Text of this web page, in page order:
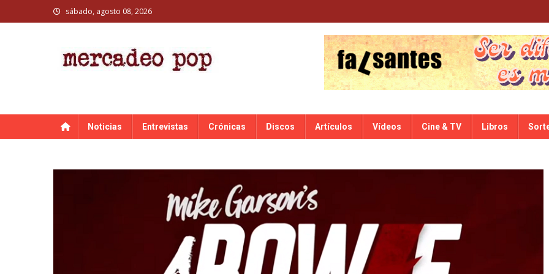
to
sábado, agosto 08, 2026
Noticias Entrevistas Crónicas Discos Artículos Vídeos Cine & TV Libros